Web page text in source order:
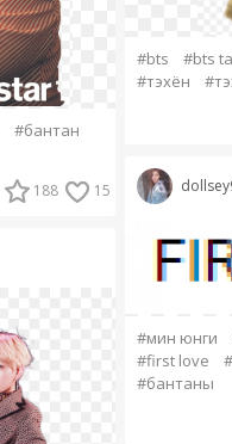
#бантан
188 15
#bts #bts
#тэхён
#мин юнги
#first love
#бантаны